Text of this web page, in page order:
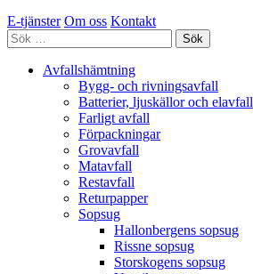
E-tjänster Om oss Kontakt
Sök
efter:
Avfallshämtning
Bygg- och rivningsavfall
Batterier, ljuskällor och elavfall
Farligt avfall
Förpackningar
Grovavfall
Matavfall
Restavfall
Returpapper
Sopsug
Hallonbergens sopsug
Rissne sopsug
Storskogens sopsug